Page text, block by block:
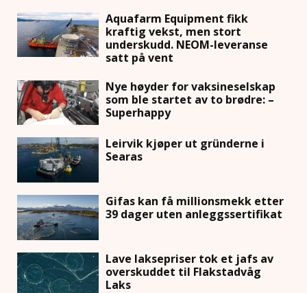
Aquafarm Equipment fikk
kraftig vekst, men stort
underskudd. NEOM-leveranse
satt på vent
Nye høyder for vaksineselskap
som ble startet av to brødre: –
Superhappy
Leirvik kjøper ut gründerne i
Searas
Gifas kan få millionsmekk etter
39 dager uten anleggssertifikat
Lave laksepriser tok et jafs av
overskuddet til Flakstadvåg
Laks